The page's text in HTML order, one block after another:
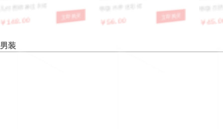
几何图棉麻连衣裙
立即购买
￥148.00
韩版吊带迷彩裙
立即购买
￥56.00
韩版百
￥
男装